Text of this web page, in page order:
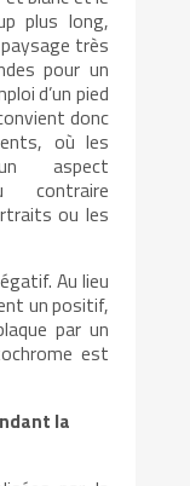
plus long,
très
pour un
d’un pied
donc
où les
aspect
ou les
Au lieu
un positif,
par un
est
la